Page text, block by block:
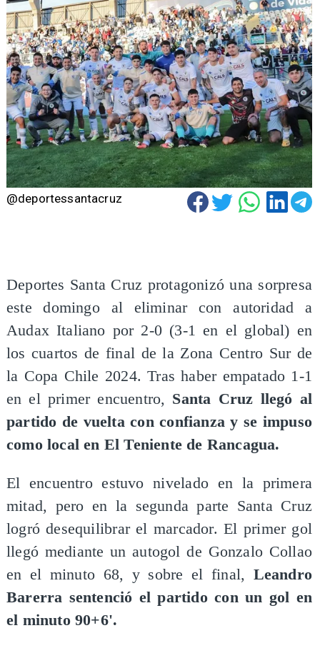
@deportessantacruz
Deportes Santa Cruz protagonizó una sorpresa
este domingo al eliminar con autoridad a
Audax Italiano por 2-0 (3-1 en el global) en
los cuartos de final de la Zona Centro Sur de
la Copa Chile 2024. Tras haber empatado 1-1
en el primer encuentro, Santa Cruz llegó al
partido de vuelta con confianza y se impuso
como local en El Teniente de Rancagua.
El encuentro estuvo nivelado en la primera
mitad, pero en la segunda parte Santa Cruz
logró desequilibrar el marcador. El primer gol
llegó mediante un autogol de Gonzalo Collao
en el minuto 68, y sobre el final, Leandro
Barerra sentenció el partido con un gol en
el minuto 90+6'.